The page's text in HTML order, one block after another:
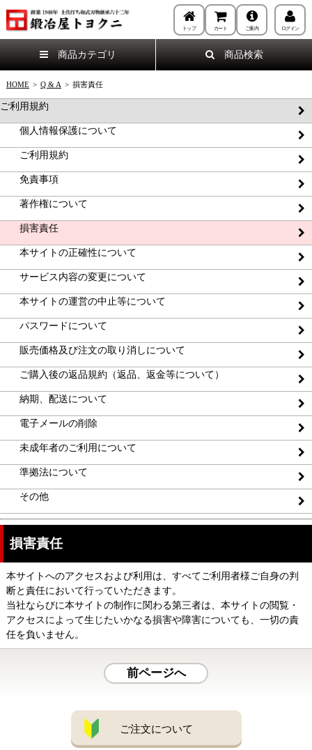
トップ カート ご案内 ログイン
商品カテゴリ 商品検索
HOME > Q & A > 損害責任
ご利用規約
個人情報保護について
ご利用規約
免責事項
著作権について
損害責任
本サイトの正確性について
サービス内容の変更について
本サイトの運営の中止等について
パスワードについて
販売価格及び注文の取り消しについて
ご購入後の返品規約（返品、返金等について）
納期、配送について
電子メールの削除
未成年者のご利用について
準拠法について
その他
損害責任
本サイトへのアクセスおよび利用は、すべてご利用者様ご自身の判
断と責任において行っていただきます。
当社ならびに本サイトの制作に関わる第三者は、本サイトの閲覧・
アクセスによって生じたいかなる損害や障害についても、一切の責
任を負いません。
前ページへ
ご注文について